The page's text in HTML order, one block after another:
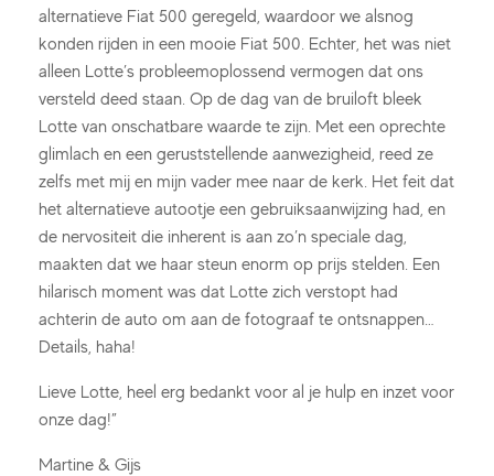
alternatieve Fiat 500 geregeld, waardoor we alsnog
konden rijden in een mooie Fiat 500. Echter, het was niet
alleen Lotte’s probleemoplossend vermogen dat ons
versteld deed staan. Op de dag van de bruiloft bleek
Lotte van onschatbare waarde te zijn. Met een oprechte
glimlach en een geruststellende aanwezigheid, reed ze
zelfs met mij en mijn vader mee naar de kerk. Het feit dat
het alternatieve autootje een gebruiksaanwijzing had, en
de nervositeit die inherent is aan zo’n speciale dag,
maakten dat we haar steun enorm op prijs stelden. Een
hilarisch moment was dat Lotte zich verstopt had
achterin de auto om aan de fotograaf te ontsnappen…
Details, haha!
Lieve Lotte, heel erg bedankt voor al je hulp en inzet voor
onze dag!”
Martine & Gijs